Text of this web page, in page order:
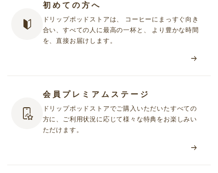
初めての方へ
ドリップポッドストアは、 コーヒーにまっすぐ向き
合い、すべての人に最高の一杯と、 より豊かな時間
を、直接お届けします。
会員プレミアムステージ
ドリップポッドストアでご購入いただいたすべての
方に、ご利用状況に応じて様々な特典をお楽しみい
ただけます。